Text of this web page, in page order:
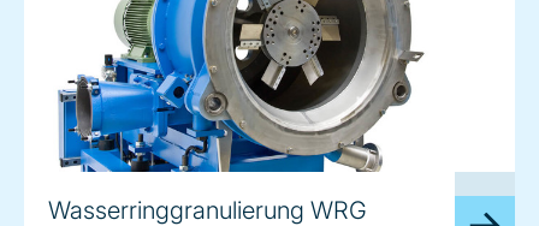
Wasserringgranulierung WRG